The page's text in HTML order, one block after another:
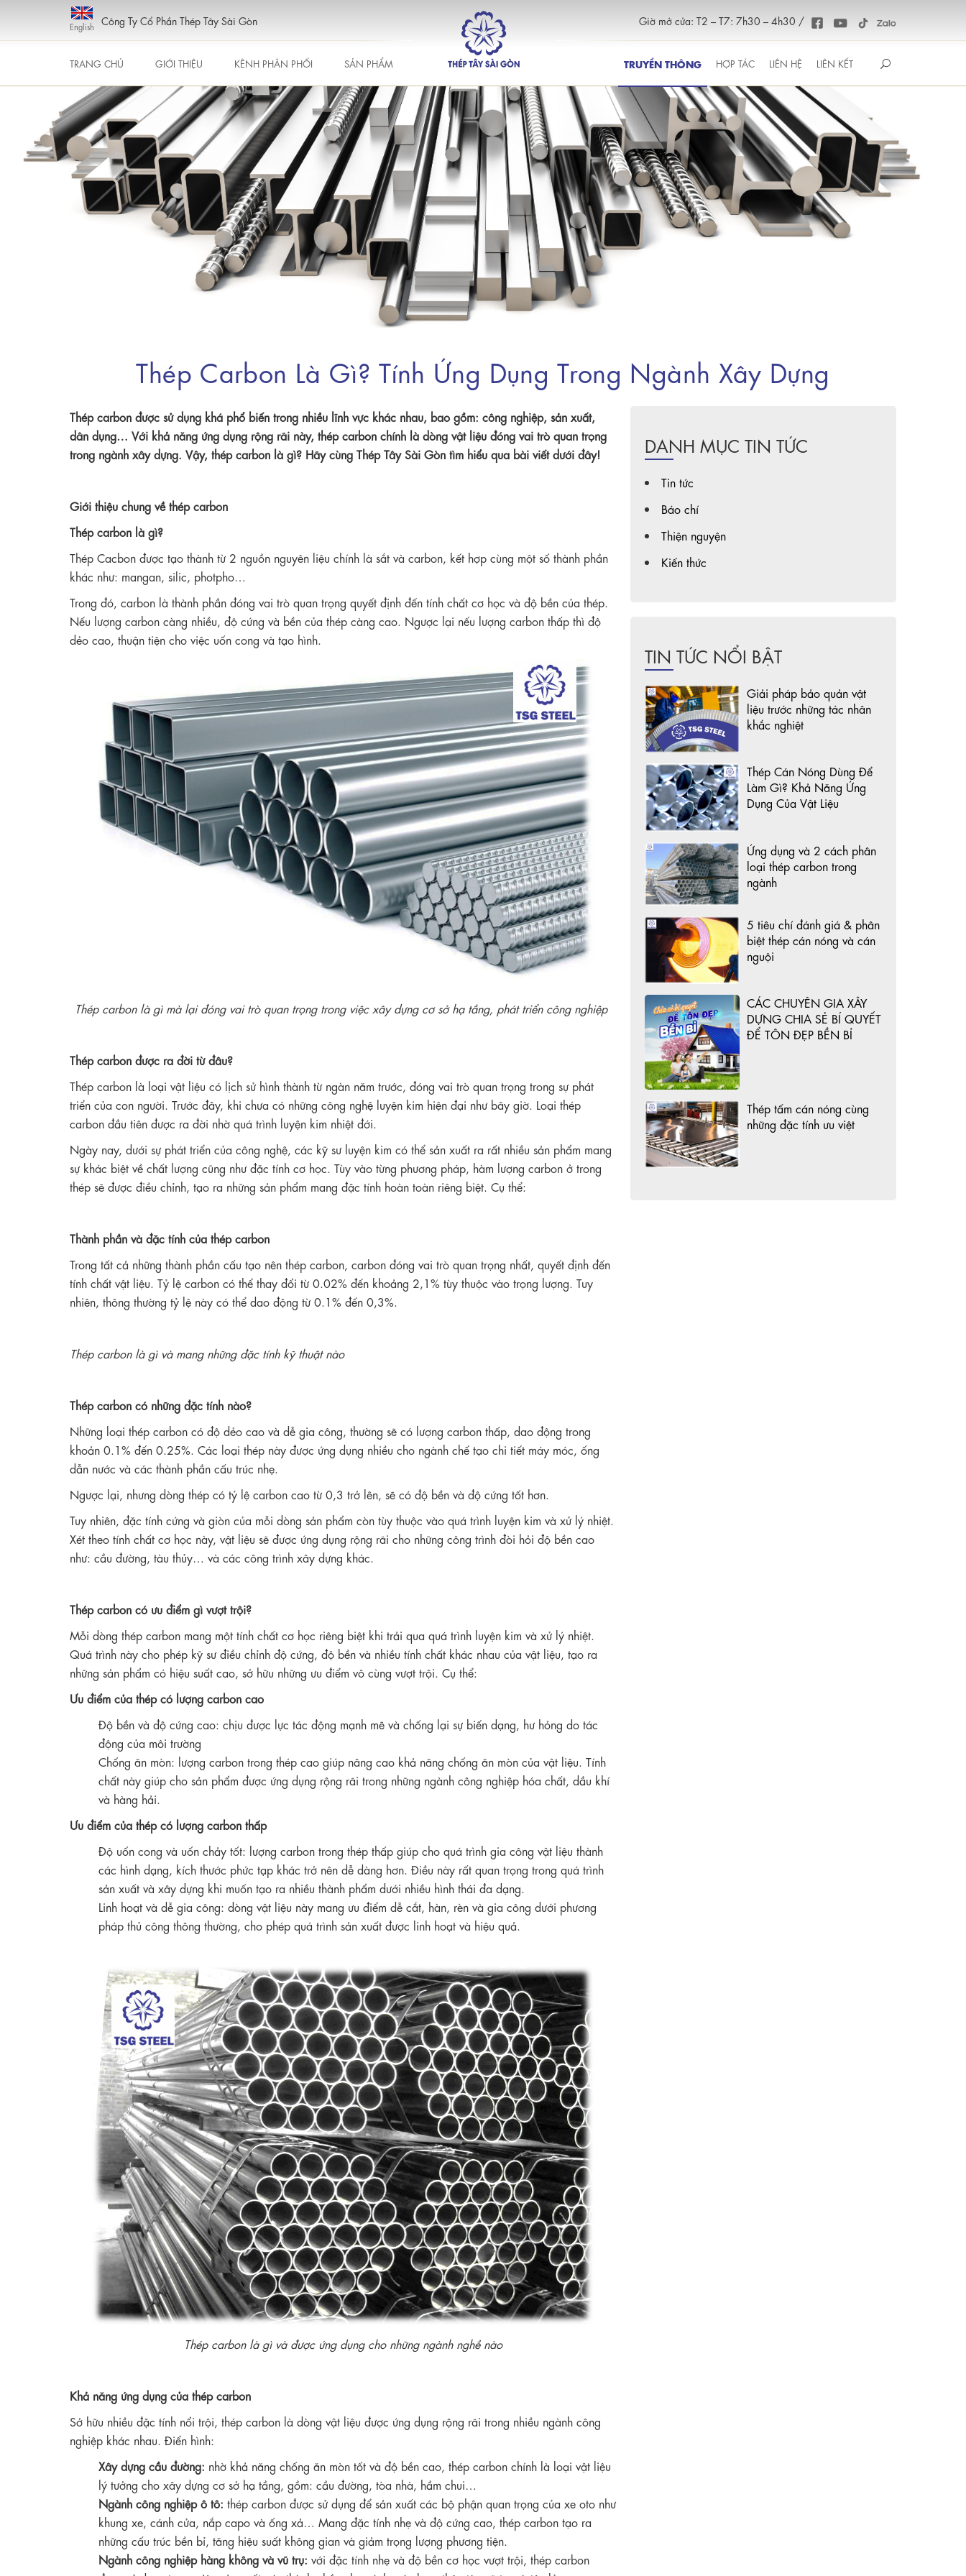
English Công Ty Cổ Phần Thép Tây Sài Gòn Giờ mở cửa: T2 – T7: 7h30 – 4h30 /
TRANG CHỦ GIỚI THIỆU KÊNH PHÂN PHỐI SẢN PHẨM TRUYỀN THÔNG HỢP TÁC LIÊN HỆ LIÊN KẾT
Thép Carbon Là Gì? Tính Ứng Dụng Trong Ngành Xây Dựng
Thép carbon được sử dụng khá phổ biến trong nhiều lĩnh vực khác nhau, bao gồm: công nghiệp, sản xuất,
dân dụng… Với khả năng ứng dụng rộng rãi này, thép carbon chính là dòng vật liệu đóng vai trò quan trọng
trong ngành xây dựng. Vậy, thép carbon là gì? Hãy cùng Thép Tây Sài Gòn tìm hiểu qua bài viết dưới đây!
Giới thiệu chung về thép carbon
Thép carbon là gì?
Thép Cacbon được tạo thành từ 2 nguồn nguyên liệu chính là sắt và carbon, kết hợp cùng một số thành phần
khác như: mangan, silic, photpho…
Trong đó, carbon là thành phần đóng vai trò quan trọng quyết định đến tính chất cơ học và độ bền của thép.
Nếu lượng carbon càng nhiều, độ cứng và bền của thép càng cao. Ngược lại nếu lượng carbon thấp thì độ
dẻo cao, thuận tiện cho việc uốn cong và tạo hình.
Thép carbon là gì mà lại đóng vai trò quan trọng trong việc xây dựng cơ sở hạ tầng, phát triển công nghiệp
Thép carbon được ra đời từ đâu?
Thép carbon là loại vật liệu có lịch sử hình thành từ ngàn năm trước, đóng vai trò quan trọng trong sự phát
triển của con người. Trước đây, khi chưa có những công nghệ luyện kim hiện đại như bây giờ. Loại thép
carbon đầu tiên được ra đời nhờ quá trình luyện kim nhiệt đới.
Ngày nay, dưới sự phát triển của công nghệ, các kỹ sư luyện kim có thể sản xuất ra rất nhiều sản phẩm mang
sự khác biệt về chất lượng cũng như đặc tính cơ học. Tùy vào từng phương pháp, hàm lượng carbon ở trong
thép sẽ được điều chỉnh, tạo ra những sản phẩm mang đặc tính hoàn toàn riêng biệt. Cụ thể:
Thành phần và đặc tính của thép carbon
Trong tất cả những thành phần cấu tạo nên thép carbon, carbon đóng vai trò quan trọng nhất, quyết định đến
tính chất vật liệu. Tỷ lệ carbon có thể thay đổi từ 0.02% đến khoảng 2,1% tùy thuộc vào trọng lượng. Tuy
nhiên, thông thường tỷ lệ này có thể dao động từ 0.1% đến 0,3%.
Thép carbon là gì và mang những đặc tính kỹ thuật nào
Thép carbon có những đặc tính nào?
Những loại thép carbon có độ dẻo cao và dễ gia công, thường sẽ có lượng carbon thấp, dao động trong
khoản 0.1% đến 0.25%. Các loại thép này được ứng dụng nhiều cho ngành chế tạo chi tiết máy móc, ống
dẫn nước và các thành phần cấu trúc nhẹ.
Ngược lại, nhưng dòng thép có tỷ lệ carbon cao từ 0,3 trở lên, sẽ có độ bền và độ cứng tốt hơn.
Tuy nhiên, đặc tính cứng và giòn của mỗi dòng sản phẩm còn tùy thuộc vào quá trình luyện kim và xử lý nhiệt.
Xét theo tính chất cơ học này, vật liệu sẽ được ứng dụng rộng rãi cho những công trình đòi hỏi độ bền cao
như: cầu đường, tàu thủy… và các công trình xây dựng khác.
Thép carbon có ưu điểm gì vượt trội?
Mỗi dòng thép carbon mang một tính chất cơ học riêng biệt khi trải qua quá trình luyện kim và xử lý nhiệt.
Quá trình này cho phép kỹ sư điều chỉnh độ cứng, độ bền và nhiều tính chất khác nhau của vật liệu, tạo ra
những sản phẩm có hiệu suất cao, sở hữu những ưu điểm vô cùng vượt trội. Cụ thể:
Ưu điểm của thép có lượng carbon cao
Độ bền và độ cứng cao: chịu được lực tác động mạnh mẽ và chống lại sự biến dạng, hư hỏng do tác
động của môi trường
Chống ăn mòn: lượng carbon trong thép cao giúp nâng cao khả năng chống ăn mòn của vật liệu. Tính
chất này giúp cho sản phẩm được ứng dụng rộng rãi trong những ngành công nghiệp hóa chất, dầu khí
và hàng hải.
Ưu điểm của thép có lượng carbon thấp
Độ uốn cong và uốn chảy tốt: lượng carbon trong thép thấp giúp cho quá trình gia công vật liệu thành
các hình dạng, kích thước phức tạp khác trở nên dễ dàng hơn. Điều này rất quan trọng trong quá trình
sản xuất và xây dựng khi muốn tạo ra nhiều thành phẩm dưới nhiều hình thái đa dạng.
Linh hoạt và dễ gia công: dòng vật liệu này mang ưu điểm dễ cắt, hàn, rèn và gia công dưới phương
pháp thủ công thông thường, cho phép quá trình sản xuất được linh hoạt và hiệu quả.
Thép carbon là gì và được ứng dụng cho những ngành nghề nào
Khả năng ứng dụng của thép carbon
Sở hữu nhiều đặc tính nổi trội, thép carbon là dòng vật liệu được ứng dụng rộng rãi trong nhiều ngành công
nghiệp khác nhau. Điển hình:
Xây dựng cầu đường: nhờ khả năng chống ăn mòn tốt và độ bền cao, thép carbon chính là loại vật liệu
lý tưởng cho xây dựng cơ sở hạ tầng, gồm: cầu đường, tòa nhà, hầm chui…
Ngành công nghiệp ô tô: thép carbon được sử dụng để sản xuất các bộ phận quan trọng của xe oto như
khung xe, cánh cửa, nắp capo và ống xả… Mang đặc tính nhẹ và độ cứng cao, thép carbon tạo ra
những cấu trúc bền bỉ, tăng hiệu suất không gian và giảm trọng lượng phương tiện.
Ngành công nghiệp hàng không và vũ trụ: với đặc tính nhẹ và độ bền cơ học vượt trội, thép carbon
DANH MỤC TIN TỨC
Tin tức
Báo chí
Thiện nguyện
Kiến thức
TIN TỨC NỔI BẬT
Giải pháp bảo quản vật
liệu trước những tác nhân
khắc nghiệt
Thép Cán Nóng Dùng Để
Làm Gì? Khả Năng Ứng
Dụng Của Vật Liệu
Ứng dụng và 2 cách phân
loại thép carbon trong
ngành
5 tiêu chí đánh giá & phân
biệt thép cán nóng và cán
nguội
CÁC CHUYÊN GIA XÂY
DỰNG CHIA SẺ BÍ QUYẾT
ĐỂ TÔN ĐẸP BỀN BỈ
Thép tấm cán nóng cùng
những đặc tính ưu việt